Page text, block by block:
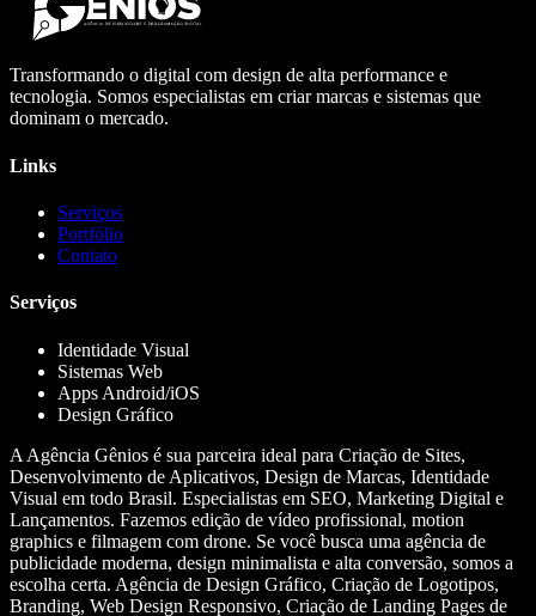
Transformando o digital com design de alta performance e
tecnologia. Somos especialistas em criar marcas e sistemas que
dominam o mercado.
Links
Serviços
Portfólio
Contato
Serviços
Identidade Visual
Sistemas Web
Apps Android/iOS
Design Gráfico
A Agência Gênios é sua parceira ideal para Criação de Sites,
Desenvolvimento de Aplicativos, Design de Marcas, Identidade
Visual em todo Brasil. Especialistas em SEO, Marketing Digital e
Lançamentos. Fazemos edição de vídeo profissional, motion
graphics e filmagem com drone. Se você busca uma agência de
publicidade moderna, design minimalista e alta conversão, somos a
escolha certa. Agência de Design Gráfico, Criação de Logotipos,
Branding, Web Design Responsivo, Criação de Landing Pages de